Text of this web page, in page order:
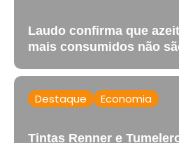
Laudo confirma que
mais consumidos não
Destaque Economia
Tintas Renner e